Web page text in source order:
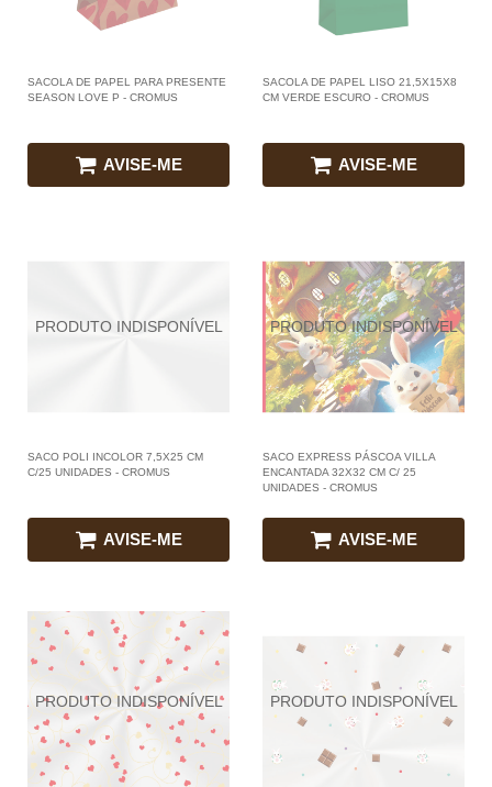
SACOLA DE PAPEL PARA PRESENTE
SEASON LOVE P - CROMUS
AVISE-ME
SACOLA DE PAPEL LISO 21,5X15X8
CM VERDE ESCURO - CROMUS
AVISE-ME
SACO POLI INCOLOR 7,5X25 CM
C/25 UNIDADES - CROMUS
AVISE-ME
SACO EXPRESS PÁSCOA VILLA
ENCANTADA 32X32 CM C/ 25
UNIDADES - CROMUS
AVISE-ME